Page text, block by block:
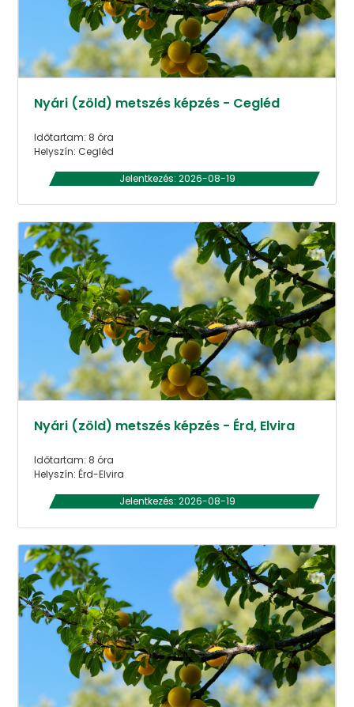
Nyári (zöld) metszés képzés - Cegléd
Időtartam: 8 óra
Helyszín: Cegléd
Jelentkezés: 2026-08-19
Nyári (zöld) metszés képzés - Érd, Elvira
Időtartam: 8 óra
Helyszín: Érd-Elvira
Jelentkezés: 2026-08-19